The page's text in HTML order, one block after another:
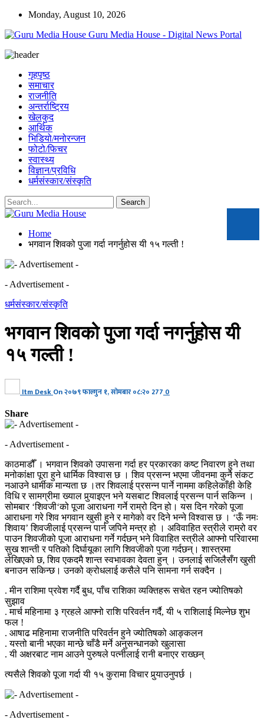
Monday, August 10, 2026
Guru Media House - Digital News Portal
गृहपृष्ठ
समाचार
राजनीति
अन्तर्राष्ट्रिय
खेलकुद
आर्थिक
भिडियो/मनोरन्जन
फोटो/फिचर
स्वास्थ्य
विज्ञान/प्रविधि
धर्मसंस्कार/संस्कृति
Home
भगवान शिवको पुजा गर्दा नगर्नुहोस यी १५ गल्ती !
- Advertisement -
धर्मसंस्कार/संस्कृति
भगवान शिवको पुजा गर्दा नगर्नुहोस यी
१५ गल्ती !
Itm Desk On२०७९ फाल्गुन १, सोमबार ०८:२० 277 0
Share
- Advertisement -
काठमाडौँ । भगवान शिवको उपासना गर्दा हर प्रकारका कष्ट निवारण हुने तथा
मनोकांक्षा पूरा हुने धार्मिक विश्वास छ । शिव प्रसन्न भएमा जीवनमा कुनै संकट
नआउने धार्मीक मान्यता छ ।तर शिवलाई प्रसन्न पार्ने नाममा कहिलेकाँही केहि
विधि र सामग्रीमा ख्याल पुर्‍याइएन भने यसबाट शिवलाई प्रसन्न पार्न सकिन्न ।
सोमबार ‘शिवजी‘को पूजा आराधना गर्ने राम्रो दिन हो। यस दिन गरेको पूजा
आराधना गरे शिव भगवान खुसी हुने र मागेको वर दिने भन्ने विश्वास छ । ‘ऊँ नमः
शिवाय’ शिवजीलाई प्रसन्न पार्न जपिने मन्त्र हो । अविवाहित स्त्रीले राम्रो वर
पाउन शिवजीको पूजा आराधना गर्ने गर्दछन् भने विवाहित स्त्रीले आफ्नो परिवारमा
सुख शान्ती र पतिको दिर्घायूका लागि शिवजीको पुजा गर्दछन्। शास्त्रमा
लेखिएको छ, शिव एकदमै शान्त स्वभावका देवता हुन् । उनलाई सजिलैसँग खुसी
बनाउन सकिन्छ। उनको क्रोधलाई कसैले पनि सामना गर्न सक्दैन ।
. मीन राशिमा प्रवेश गर्दै बुध, पाँच राशिका व्यक्तिहरू सचेत रहन ज्योतिषको
सुझाव
. मार्च महिनामा ३ ग्रहले आफ्नो राशि परिवर्तन गर्दै, यी ५ राशिलाई मिल्नेछ शुभ
फल !
. आषाढ महिनामा राजनीति परिवर्तन हुने ज्योतिषको आङ्कलन
. यस्तो बानी भएका मान्छे चाँडै मर्ने अनुसन्धानको खुलासा
. यी अक्षरबाट नाम आउने पुरुषले पत्नीलाई रानी बनाएर राख्छन्
त्यसैले शिवको पूजा गर्दा यी १५ कुरामा विचार पुर्‍याउनुपर्छ ।
- Advertisement -